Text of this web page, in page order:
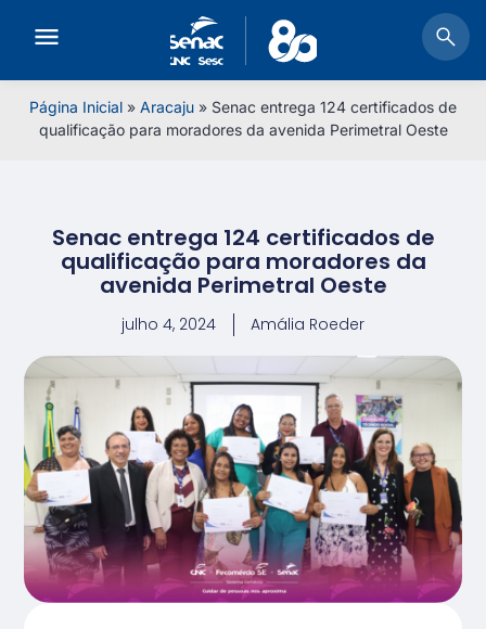
Página Inicial » Aracaju » Senac entrega 124 certificados de
qualificação para moradores da avenida Perimetral Oeste
Senac entrega 124 certificados de
qualificação para moradores da
avenida Perimetral Oeste
julho 4, 2024 Amália Roeder